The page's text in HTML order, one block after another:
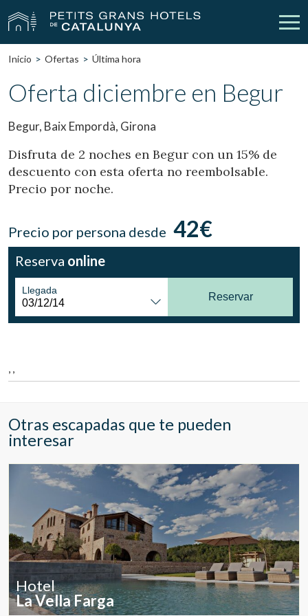
Nuestros Hoteles Escapadas
Cheques Regalo Descubre Catalunya
Contacto
vpn_key Iniciar sesión person Crear cuenta
CA ES EN FR
Inicio Ofertas Última hora
Oferta diciembre en Begur
Begur, Baix Empordà, Girona
Disfruta de 2 noches en Begur con un 15% de
descuento con esta oferta no reembolsable.
Precio por noche.
Precio por persona desde 42€
Reserva online
Llegada
Reservar
, ,
Otras escapadas que te pueden
interesar
Hotel
La Vella Farga
Modificar cookies